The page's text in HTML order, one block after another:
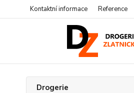
Kontaktní informace Reference
Drogerie